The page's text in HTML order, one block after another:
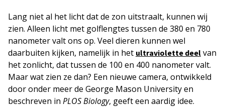
Lang niet al het licht dat de zon uitstraalt, kunnen wij
zien. Alleen licht met golflengtes tussen de 380 en 780
nanometer valt ons op. Veel dieren kunnen wel
daarbuiten kijken, namelijk in het ultraviolette deel van
het zonlicht, dat tussen de 100 en 400 nanometer valt.
Maar wat zien ze dan? Een nieuwe camera, ontwikkeld
door onder meer de George Mason University en
beschreven in PLOS Biology, geeft een aardig idee.